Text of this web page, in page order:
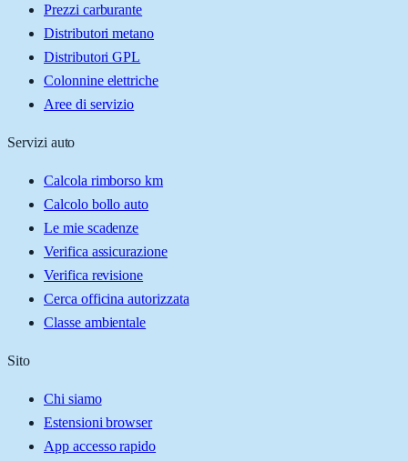
Prezzi carburante
Distributori metano
Distributori GPL
Colonnine elettriche
Aree di servizio
Servizi auto
Calcola rimborso km
Calcolo bollo auto
Le mie scadenze
Verifica assicurazione
Verifica revisione
Cerca officina autorizzata
Classe ambientale
Sito
Chi siamo
Estensioni browser
App accesso rapido